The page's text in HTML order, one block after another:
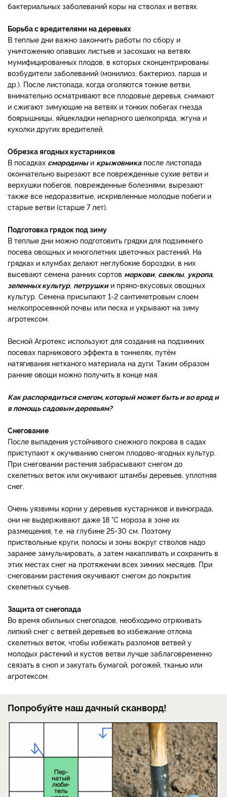
бактериальных заболеваний коры на стволах и ветвях.
Борьба с вредителями на деревьях
В теплые дни важно закончить работы по сбору и
уничтожению опавших листьев и засохших на ветвях
мумифицированных плодов, в которых сконцентрированы
возбудители заболеваний (монилиоз, бактериоз, парша и
др.). После листопада, когда оголяются тонкие ветви,
внимательно осматривают все плодовые деревья, снимают
и сжигают зимующие на ветвях и тонких побегах гнезда
боярышницы, яйцекладки непарного шелкопряда, жгуна и
куколки других вредителей.
Обрезка ягодных кустарников
В посадках смородиныи крыжовникапосле листопада
окончательно вырезают все поврежденные сухие ветви и
верхушки побегов, поврежденные болезнями, вырезают
также все недоразвитые, искривленные молодые побеги и
старые ветви (старше 7 лет).
Подготовка грядок под зиму
В теплые дни можно подготовить грядки для подзимнего
посева овощных и многолетних цветочных растений. На
грядках и клумбах делают неглубокие бороздки, в них
высевают семена ранних сортов моркови, свеклы, укропа,
зеленных культур, петрушкии пряно-вкусовых овощных
культур. Семена присыпают 1-2 сантиметровым слоем
мелкопросеянной почвы или песка и укрывают на зиму
агротексом.
Весной Агротекс используют для создания на подзимних
посевах парникового эффекта в тоннелях, путём
натягивания нетканого материала на дуги. Таким образом
ранние овощи можно получить в конце мая.
Как распорядиться снегом, который может быть и во вред и
в помощь садовым деревьям?
Снегование
После выпадения устойчивого снежного покрова в садах
приступают к окучиванию снегом плодово-ягодных культур.
При снеговании растения забрасывают снегом до
скелетных веток или окучивают штамбы деревьев, уплотняя
снег.
Очень уязвимы корни у деревьев кустарников и винограда,
они не выдерживают даже 18 °C мороза в зоне их
размещения, т.е. на глубине 25-30 см. Поэтому
приствольные круги, полосы и зоны вокруг стволов надо
заранее замульчировать, а затем накапливать и сохранить в
этих местах снег на протяжении всех зимних месяцев. При
снеговании растения окучивают снегом до покрытия
скелетных сучьев.
Защита от снегопада
Во время обильных снегопадов, необходимо отряхивать
липкий снег с ветвей деревьев во избежание отлома
скелетных веток, чтобы избежать разломов ветвей у
молодых растений и кустов ветви лучше заблаговременно
связать в сноп и закутать бумагой, рогожей, тканью или
агротексом.
Попробуйте наш дачный сканворд!